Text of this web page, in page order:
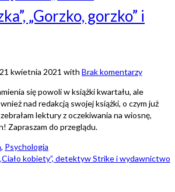
„Gorzko, gorzko” i
21 kwietnia 2021 with Brak komentarzy
się powoli w książki kwartału, ale
nad redakcją swojej książki, o czym już
lektury z oczekiwania na wiosnę,
Zapraszam do przeglądu.
, Psychologia